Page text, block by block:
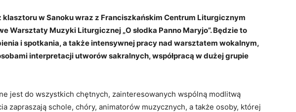
klasztoru w Sanoku wraz z Franciszkańskim Centrum Liturgicznym
Warsztaty Muzyki Liturgicznej „O słodka Panno Maryjo”. Będzie to
i spotkania, a także intensywnej pracy nad warsztatem wokalnym,
interpretacji utworów sakralnych, współpracą w dużej grupie
jest do wszystkich chętnych, zainteresowanych wspólną modlitwą
zapraszają schole, chóry, animatorów muzycznych, a także osoby, której